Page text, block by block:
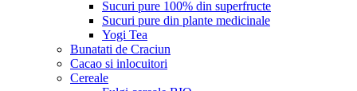
Sucuri pure 100% din superfructe
Sucuri pure din plante medicinale
Yogi Tea
Bunatati de Craciun
Cacao si inlocuitori
Cereale